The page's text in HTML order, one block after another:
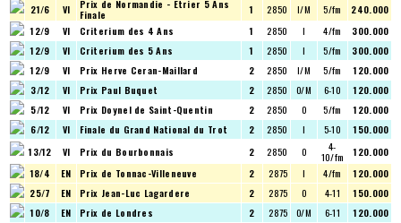
21/6
VI Prix de Normandie - Etrier 5 Ans
Finale 1 2850 I/M 5/fm
240.000
12/9
VI Criterium des 4 Ans 1 2850 I 4/fm
300.000
12/9
VI Criterium des 5 Ans 1 2850 I 5/fm
300.000
12/9
VI Prix Herve Ceran-Maillard 2 2850 I/M 5/fm
120.000
3/12
VI Prix Paul Buquet 2 2850 O/M 6-10
120.000
5/12
VI Prix Doynel de Saint-Quentin 2 2850 O 5/fm
120.000
6/12
VI Finale du Grand National du Trot 2 2850 I 5-10
150.000
13/12
VI Prix du Bourbonnais 2 2850 O 4-
10/fm
120.000
18/4
EN Prix de Tonnac-Villeneuve 2 2875 I 4/fm
120.000
25/7
EN Prix Jean-Luc Lagardere 2 2875 O 4-11
150.000
10/8
EN Prix de Londres 2 2875 O/M 6-11
120.000